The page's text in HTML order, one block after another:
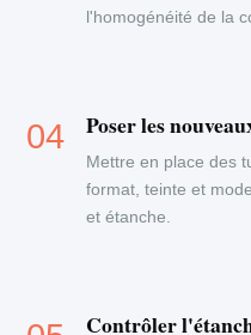
l'homogénéité de la
Poser les
Mettre en place des
format, teinte et
et étanche.
Contrôler